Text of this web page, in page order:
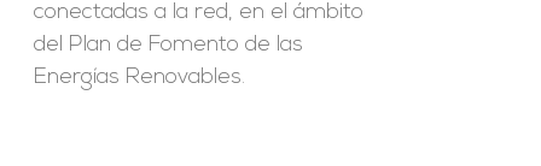
conectadas a la red, en el ámbito
del Plan de Fomento de las
Energías Renovables.